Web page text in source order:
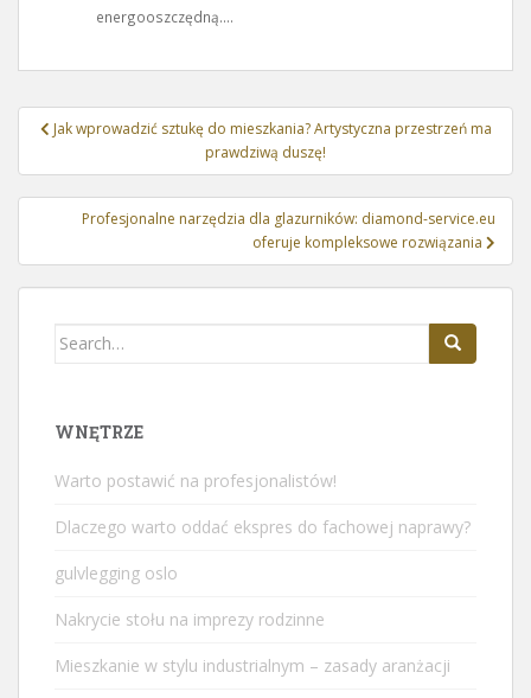
energooszczędną....
Nawigacja
Jak wprowadzić sztukę do mieszkania? Artystyczna przestrzeń ma
prawdziwą duszę!
Profesjonalne narzędzia dla glazurników: diamond-service.eu
oferuje kompleksowe rozwiązania
Search
WNĘTRZE
Warto postawić na profesjonalistów!
Dlaczego warto oddać ekspres do fachowej naprawy?
gulvlegging oslo
Nakrycie stołu na imprezy rodzinne
Mieszkanie w stylu industrialnym – zasady aranżacji